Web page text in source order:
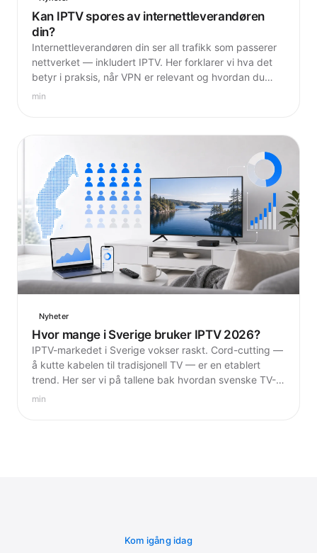
Kan IPTV spores av internettleverandøren
din?
Internettleverandøren din ser all trafikk som passerer
nettverket — inkludert IPTV. Her forklarer vi hva det
betyr i praksis, når VPN er relevant og hvordan du
tenker riktig om personvern på nett.
min
Nyheter
Hvor mange i Sverige bruker IPTV 2026?
IPTV-markedet i Sverige vokser raskt. Cord-cutting —
å kutte kabelen til tradisjonell TV — er en etablert
trend. Her ser vi på tallene bak hvordan svenske TV-
vaner endres i 2026.
min
Kom igång idag